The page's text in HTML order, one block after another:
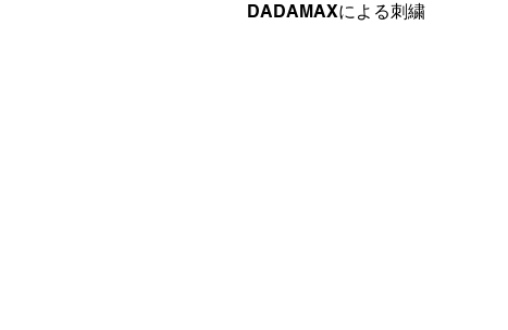
DADAMAXによる刺繍